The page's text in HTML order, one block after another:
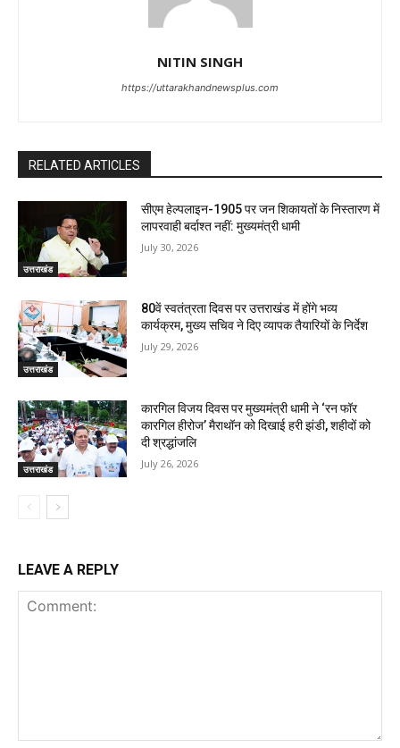
NITIN SINGH
https://uttarakhandnewsplus.com
RELATED ARTICLES
उत्तराखंड
सीएम हेल्पलाइन-1905 पर जन शिकायतों के निस्तारण में
लापरवाही बर्दाश्त नहीं: मुख्यमंत्री धामी
July 30, 2026
उत्तराखंड
80वें स्वतंत्रता दिवस पर उत्तराखंड में होंगे भव्य
कार्यक्रम, मुख्य सचिव ने दिए व्यापक तैयारियों के निर्देश
July 29, 2026
उत्तराखंड
कारगिल विजय दिवस पर मुख्यमंत्री धामी ने ‘रन फॉर
कारगिल हीरोज’ मैराथॉन को दिखाई हरी झंडी, शहीदों को
दी श्रद्धांजलि
July 26, 2026
LEAVE A REPLY